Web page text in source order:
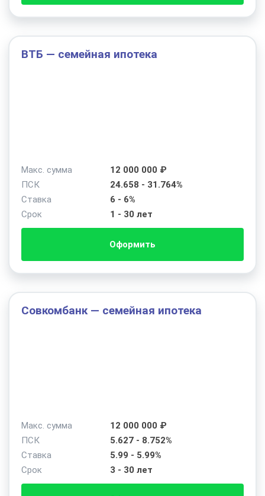
ВТБ — семейная ипотека
Макс. сумма
12 000 000 ₽
ПСК
24.658 - 31.764%
Ставка
6 - 6%
Срок
1 - 30 лет
Оформить
Совкомбанк — семейная ипотека
Макс. сумма
12 000 000 ₽
ПСК
5.627 - 8.752%
Ставка
5.99 - 5.99%
Срок
3 - 30 лет